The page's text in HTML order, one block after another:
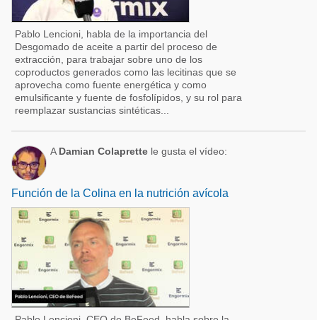
Pablo Lencioni, habla de la importancia del
Desgomado de aceite a partir del proceso de
extracción, para trabajar sobre uno de los
coproductos generados como las lecitinas que se
aprovecha como fuente energética y como
emulsificante y fuente de fosfolípidos, y su rol para
reemplazar sustancias sintéticas...
A Damian Colaprette le gusta el vídeo:
Función de la Colina en la nutrición avícola